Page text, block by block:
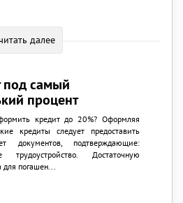
далее
под самый
процент
кредит до 20%? Оформляя
кредиты следует предоставить
документов, подтверждающие:
трудоустройство. Достаточную
для погашен...